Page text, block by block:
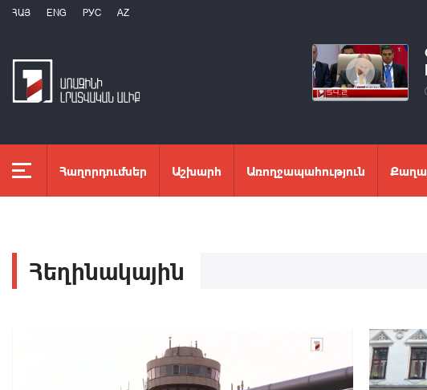
ՀԱՅ ENG РУС AZ
Հաղորդումներ Աշխարհ Առողջապահություն
Հեղինակային